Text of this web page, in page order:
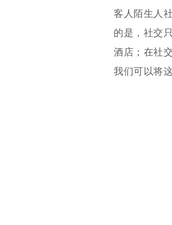
客人陌生人
的是，社交
酒店；在社
我们可以将